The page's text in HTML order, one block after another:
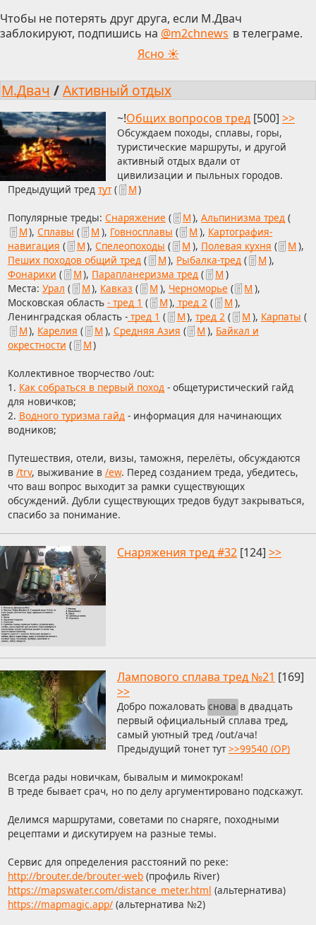
Чтобы не потерять друг друга, если М.Двач
заблокируют, подпишись на @m2chnews в телеграме.
Ясно ☀
М.Двач /Активный отдых
~!Общих вопросов тред [500] >>
Обсуждаем походы, сплавы, горы,
туристические маршруты, и другой
активный отдых вдали от
цивилизации и пыльных городов.
Предыдущий тред тут( М)
Популярные треды: Снаряжение ( М),Альпинизма тред (
М),Сплавы ( М ), Говносплавы ( М ), Картография-
навигация ( М),Спелеопоходы ( М ), Полевая кухня ( М ),
Пеших походов общий тред( М), Рыбалка-тред ( М ),
Фонарики ( М), Парапланеризма тред ( М )
Места: Урал ( М), Кавказ ( М ), Черноморье ( М ),
Московская область - тред 1 ( М), тред 2 ( М ),
Ленинградская область -тред 1 ( М),тред 2 ( М ), Карпаты (
М), Карелия ( М ), Средняя Азия ( М ), Байкал и
окрестности ( М)
Коллективное творчество /out:
1. Как собраться в первый поход- общетуристический гайд
для новичков;
2. Водного туризма гайд- информация для начинающих
водников;
Путешествия, отели, визы, таможня, перелёты, обсуждаются
в /trv, выживание в /ew. Перед созданием треда, убедитесь,
что ваш вопрос выходит за рамки существующих
обсуждений. Дубли существующих тредов будут закрываться,
спасибо за понимание.
Снаряжения тред #32 [124] >>
Лампового сплава тред №21 [169]
>>
Добро пожаловать снова в двадцать
первый официальный сплава тред,
самый уютный тред /out/ача!
Предыдущий тонет тут>>99540 (OP)
Всегда рады новичкам, бывалым и мимокрокам!
В треде бывает срач, но по делу аргументировано подскажут.
Делимся маршрутами, советами по снаряге, походными
рецептами и дискутируем на разные темы.
Сервис для определения расстояний по реке:
http://brouter.de/brouter-web(профиль River)
https://mapswater.com/distance_meter.html (альтернатива)
https://mapmagic.app/(альтернатива №2)